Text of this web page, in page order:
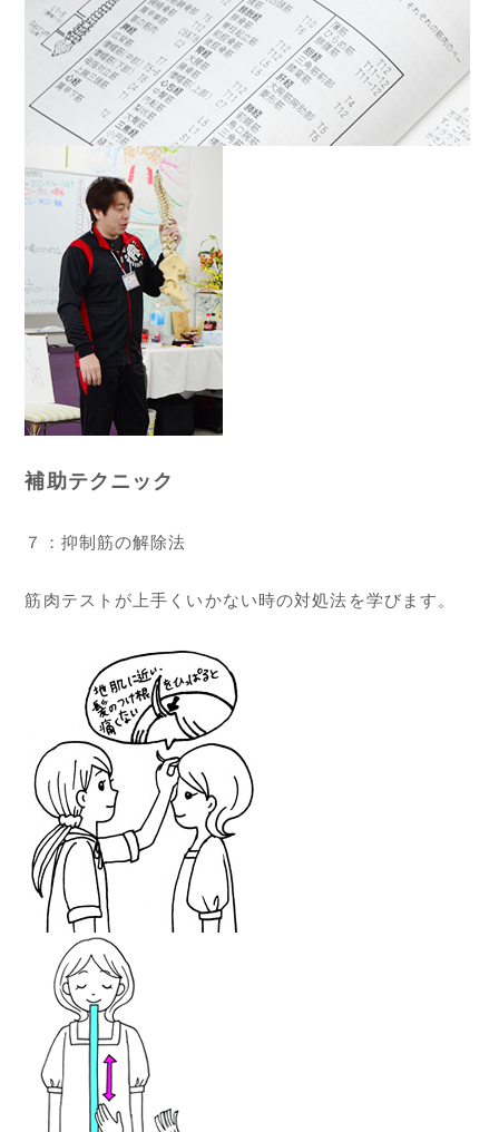
補助テクニック
７：抑制筋の解除法
筋肉テストが上手くいかない時の対処法を学びます。